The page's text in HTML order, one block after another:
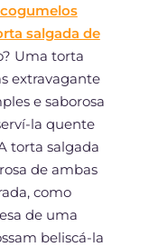
salgada de
Uma torta
extravagante
e saborosa
la quente
torta salgada
de ambas
como
de uma
beliscá-la